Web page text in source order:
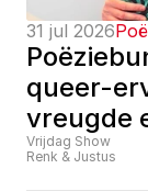
31 jul 2026
queer-
vreugde
Vrijdag Show
Renk & Justus